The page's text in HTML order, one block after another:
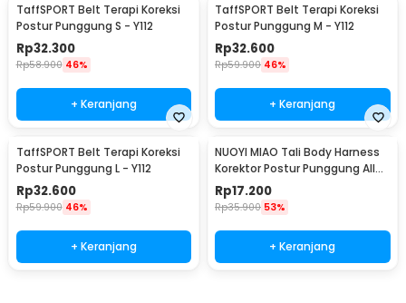
TaffSPORT Belt Terapi Koreksi
Postur Punggung S - Y112
Rp32.300
Rp58.900 46%
+ Keranjang
TaffSPORT Belt Terapi Koreksi
Postur Punggung M - Y112
Rp32.600
Rp59.900 46%
+ Keranjang
TaffSPORT Belt Terapi Koreksi
Postur Punggung L - Y112
Rp32.600
Rp59.900 46%
+ Keranjang
NUOYI MIAO Tali Body Harness
Korektor Postur Punggung All
Size - NY-15
Rp17.200
Rp35.900 53%
+ Keranjang